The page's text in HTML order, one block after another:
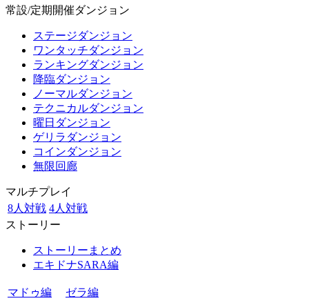
常設/定期開催ダンジョン
ステージダンジョン
ワンタッチダンジョン
ランキングダンジョン
降臨ダンジョン
ノーマルダンジョン
テクニカルダンジョン
曜日ダンジョン
ゲリラダンジョン
コインダンジョン
無限回廊
マルチプレイ
8人対戦 4人対戦
ストーリー
ストーリーまとめ
エキドナSARA編
マドゥ編
ゼラ編